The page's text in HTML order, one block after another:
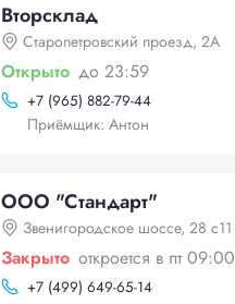
Вторсклад
Старопетровский проезд, 2А
Открыто до 23:59
+7 (965) 882-79-44
Приёмщик: Антон
ООО "Стандарт"
Звенигородское шоссе, 28 с11
Закрыто откроется в пт 09:00
+7 (499) 649-65-14